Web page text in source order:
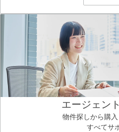
エージェン
物件探しから購
すべてサ